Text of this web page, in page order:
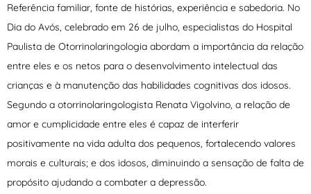
Referência familiar, fonte de histórias, experiência e sabedoria. No
Dia do Avós, celebrado em 26 de julho, especialistas do Hospital
Paulista de Otorrinolaringologia abordam a importância da relação
entre eles e os netos para o desenvolvimento intelectual das
crianças e à manutenção das habilidades cognitivas dos idosos.
Segundo a otorrinolaringologista Renata Vigolvino, a relação de
amor e cumplicidade entre eles é capaz de interferir
positivamente na vida adulta dos pequenos, fortalecendo valores
morais e culturais; e dos idosos, diminuindo a sensação de falta de
propósito ajudando a combater a depressão.